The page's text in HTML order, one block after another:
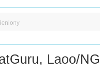
Laoo/NG